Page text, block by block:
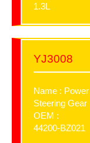
1.3L
YJ3008
Name : Power
Steering Gear
OEM :
44200-BZ021